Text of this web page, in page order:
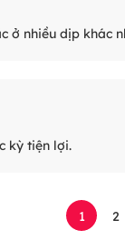
ở nhiều dịp khác
kỳ tiện lợi.
1 2